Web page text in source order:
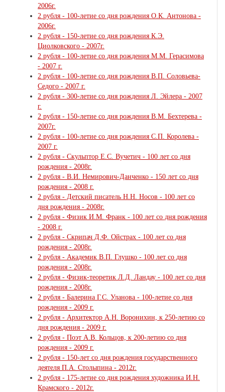
2006г.
2 рубля - 100-летие со дня рождения О.К. Антонова -
2006г.
2 рубля - 150-летие со дня рождения К.Э.
Циолковского - 2007г.
2 рубля - 100-летие со дня рождения М.М. Герасимова
- 2007 г.
2 рубля - 100-летие со дня рождения В.П. Соловьева-
Седого - 2007 г.
2 рубля - 300-летие со дня рождения Л. Эйлера - 2007
г.
2 рубля - 150-летие со дня рождения В.М. Бехтерева -
2007г.
2 рубля - 100-летие со дня рождения С.П. Королева -
2007 г.
2 рубля - Скульптор Е.С. Вучетич - 100 лет со дня
рождения - 2008г.
2 рубля - В.И. Немирович-Данченко - 150 лет со дня
рождения - 2008 г.
2 рубля - Детский писатель Н.Н. Носов - 100 лет со
дня рождения - 2008г.
2 рубля - Физик И.М. Франк - 100 лет со дня рождения
- 2008 г.
2 рубля - Скрипач Д.Ф. Ойстрах - 100 лет со дня
рождения - 2008г.
2 рубля - Академик В.П. Глушко - 100 лет со дня
рождения - 2008г.
2 рубля - Физик-теоретик Л.Д. Ландау - 100 лет со дня
рождения - 2008г.
2 рубля - Балерина Г.С. Уланова - 100-летие со дня
рождения - 2009 г.
2 рубля - Архитектор А.Н. Воронихин, к 250-летию со
дня рождения - 2009 г.
2 рубля - Поэт А.В. Кольцов, к 200-летию со дня
рождения - 2009 г.
2 рубля - 150-лет со дня рождения государственного
деятеля П.А. Столыпина - 2012г.
2 рубля - 175-летие со дня рождения художника И.Н.
Крамского - 2012г.